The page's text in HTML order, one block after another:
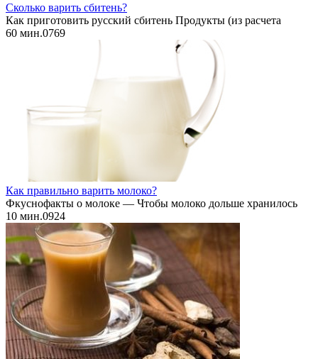
Сколько варить сбитень?
Как приготовить русский сбитень Продукты (из расчета
60 мин.0769
Как правильно варить молоко?
Фкуснофакты о молоке — Чтобы молоко дольше хранилось
10 мин.0924